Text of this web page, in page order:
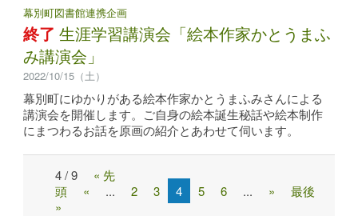
幕別町図書館連携企画
終了生涯学習講演会「絵本作家かとうまふ
み講演会」
2022/10/15（土）
幕別町にゆかりがある絵本作家かとうまふみさんによる
講演会を開催します。ご自身の絵本誕生秘話や絵本制作
にまつわるお話を原画の紹介とあわせて伺います。
Post
navigation
4 / 9
« 先
頭
« ... 2 3 4 5 6 ... »
最後
»